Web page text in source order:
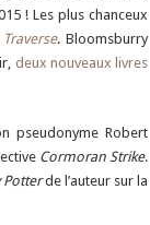
! Les plus chanceux
. Bloomsburry
deux nouveaux livres
pseudonyme Robert
Cormoran Strike.
Potterde l’auteur sur la